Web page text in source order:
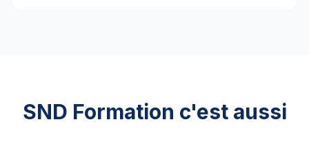
SND Formation c'est aussi